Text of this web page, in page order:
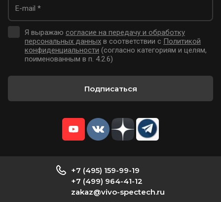
Я выражаю согласие на передачу и обработку
персональных данных в соответствии с Политикой
конфиденциальности (согласно категориям и целям,
поименованным в п. 4.2.6)
Подписаться
+7 (495) 159-99-19
+7 (499) 964-41-12
zakaz@vivo-spectech.ru